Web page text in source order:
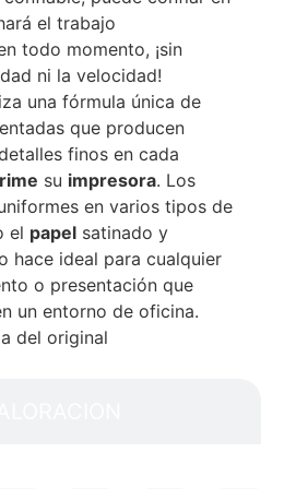
el trabajo
todo momento, ¡sin
ni la velocidad!
una fórmula única de
que producen
finos en cada
su impresora. Los
en varios tipos de
el papel satinado y
hace ideal para cualquier
o presentación que
un entorno de oficina.
del original